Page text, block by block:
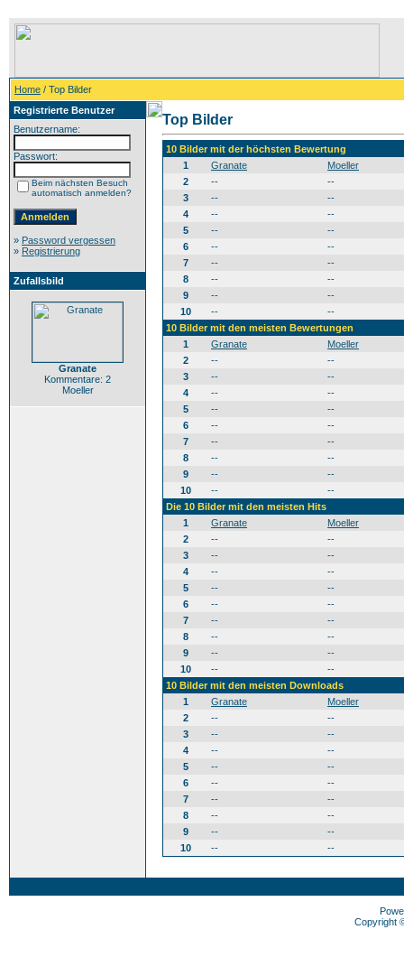
Home / Top Bilder
Registrierte Benutzer
Benutzername:
Passwort:
Beim nächsten Besuch
automatisch anmelden?
» Password vergessen
» Registrierung
Zufallsbild
Granate
Kommentare: 2
Moeller
Top Bilder
10 Bilder mit der höchsten Bewertung
1
Granate
Moeller
2
--
--
3
--
--
4
--
--
5
--
--
6
--
--
7
--
--
8
--
--
9
--
--
10
--
--
10 Bilder mit den meisten Bewertungen
1
Granate
Moeller
2
--
--
3
--
--
4
--
--
5
--
--
6
--
--
7
--
--
8
--
--
9
--
--
10
--
--
Die 10 Bilder mit den meisten Hits
1
Granate
Moeller
2
--
--
3
--
--
4
--
--
5
--
--
6
--
--
7
--
--
8
--
--
9
--
--
10
--
--
10 Bilder mit den meisten Downloads
1
Granate
Moeller
2
--
--
3
--
--
4
--
--
5
--
--
6
--
--
7
--
--
8
--
--
9
--
--
10
-- --
Copyright